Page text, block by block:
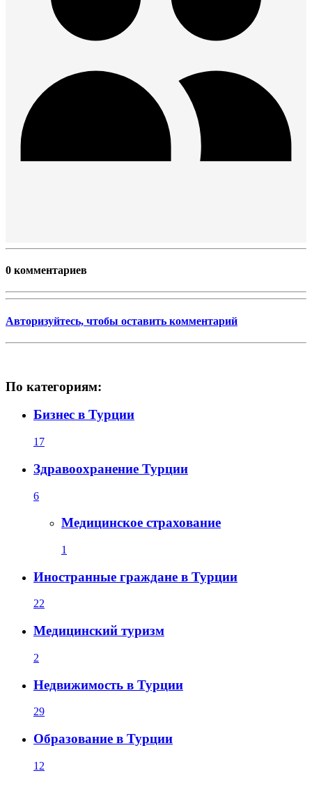
0 комментариев
Авторизуйтесь, чтобы оставить комментарий
По категориям:
Бизнес в Турции
17
Здравоохранение Турции
6
Медицинское страхование
1
Иностранные граждане в Турции
22
Медицинский туризм
2
Недвижимость в Турции
29
Образование в Турции
12